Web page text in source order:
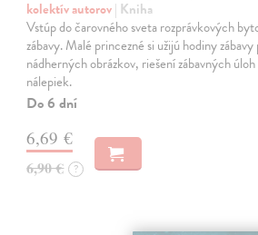
kolektív autorov| Kniha
Vstúp do čarovného sveta rozprávkových
zábavy. Malé princezné si užijú hodiny
nádherných obrázkov, riešení zábavných
nálepiek.
Do 6 dní
6,69 €
6,90 € ?